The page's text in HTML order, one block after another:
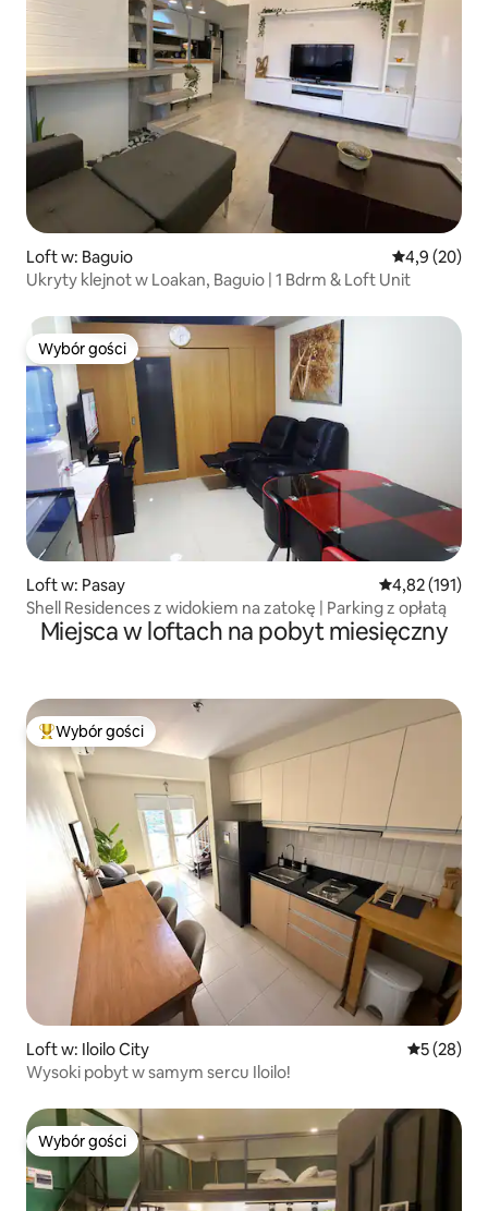
Loft w: Baguio Średnia
4,9 (20)
Ukryty klejnot w Loakan, Baguio | 1 Bdrm & Loft Unit
Wybór gości
Wybór gości
Loft w: Pasay Średnia
4,82 (191)
Shell Residences z widokiem na zatokę | Parking z opłatą
Miejsca w loftach na pobyt miesięczny
Najpopularniejsze z kategorii Wybór gości
Wybór gości
Loft w: Iloilo City Średnia
5 (28)
Wysoki pobyt w samym sercu Iloilo!
Wybór gości
Wybór gości